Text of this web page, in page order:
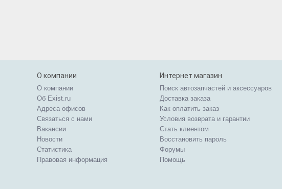
О компании
О компании
Об Exist.ru
Адреса офисов
Связаться с нами
Вакансии
Новости
Статистика
Правовая информация
Интернет магазин
Поиск автозапчастей и аксессуаров
Доставка заказа
Как оплатить заказ
Условия возврата и гарантии
Стать клиентом
Восстановить пароль
Форумы
Помощь